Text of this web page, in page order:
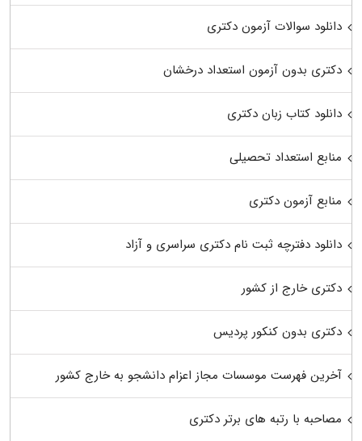
دانلود سوالات آزمون دکتری
دکتری بدون آزمون استعداد درخشان
دانلود کتاب زبان دکتری
منابع استعداد تحصیلی
منابع آزمون دکتری
دانلود دفترچه ثبت نام دکتری سراسری و آزاد
دکتری خارج از کشور
دکتری بدون کنکور پردیس
آخرین فهرست موسسات مجاز اعزام دانشجو به خارج کشور
مصاحبه با رتبه های برتر دکتری